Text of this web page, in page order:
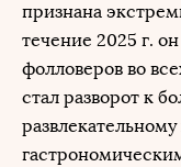
признана
течение 2025 г.
фолловеров во
стал разворот к